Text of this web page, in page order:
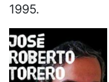
1995.